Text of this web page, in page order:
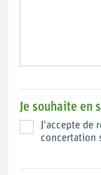
Je souhaite en
J'accepte de
concertation